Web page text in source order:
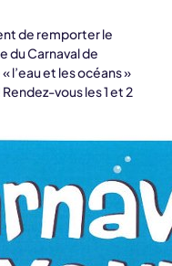
de remporter le
du Carnaval de
l’eau et les océans »
vous les 1 et 2